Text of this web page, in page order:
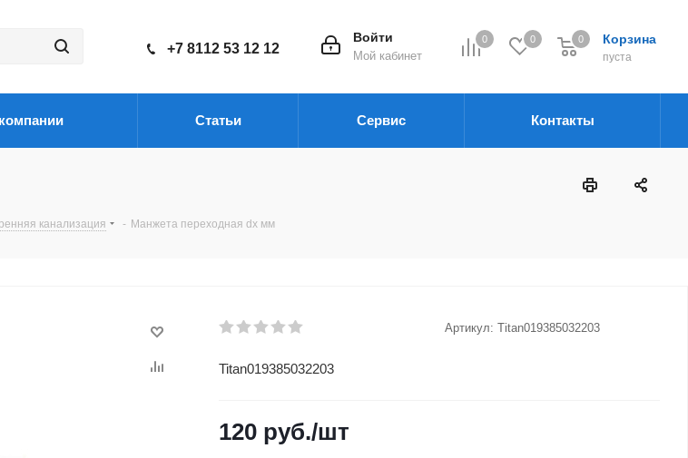
0 0 Корзина
пуста
0
Войти
Мой кабинет
+7 8112 53 12 12
Статьи Сервис Контакты
канализация - Манжета переходная dx мм
Артикул: Titan019385032203
Titan019385032203
120 руб./шт